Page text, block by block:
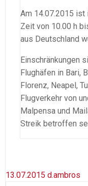
Am 14.07.2015
Zeit von 10.00 h
aus Deutschland
Einschränkungen
Flughäfen in Bari,
Florenz, Neapel,
Flugverkehr von
Malpensa und
Streik betroffen
13.07.2015 d.ambros